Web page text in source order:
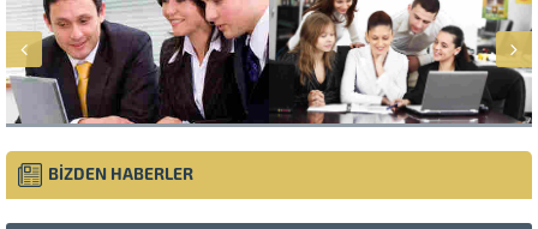
BİZDEN HABERLER